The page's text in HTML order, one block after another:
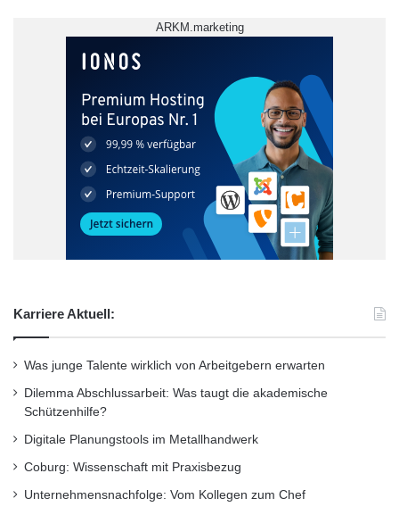
Ausbildungsbetriebe Ausbildungssuche
Berufsaussichten Schulabsolventen
ARKM.marketing
Karriere Aktuell:
Was junge Talente wirklich von Arbeitgebern erwarten
Dilemma Abschlussarbeit: Was taugt die akademische
Schützenhilfe?
Digitale Planungstools im Metallhandwerk
Coburg: Wissenschaft mit Praxisbezug
Unternehmensnachfolge: Vom Kollegen zum Chef